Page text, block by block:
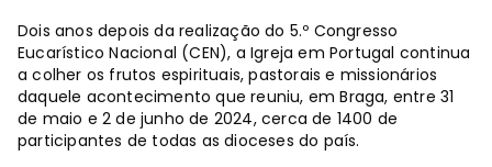
Dois anos depois da realização do 5.º Congresso
Eucarístico Nacional (CEN), a Igreja em Portugal continua
a colher os frutos espirituais, pastorais e missionários
daquele acontecimento que reuniu, em Braga, entre 31
de maio e 2 de junho de 2024, cerca de 1400 de
participantes de todas as dioceses do país.